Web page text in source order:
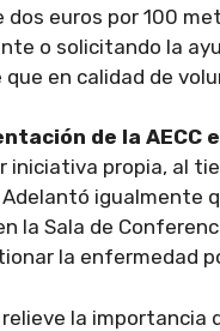
euros por 100
o solicitando la
que en calidad de
de la AECC
iniciativa propia, al
igualmente
la Sala de
la enfermedad
la